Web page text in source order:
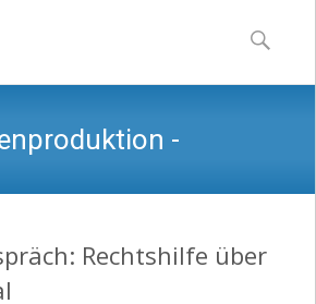
content
Suchen
nach:
-
Podcast, O-Töne,
Rechtshilfe über